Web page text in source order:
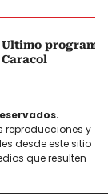
Ultimo programa
Caracol
reproducciones y
desde este sitio
que resulten